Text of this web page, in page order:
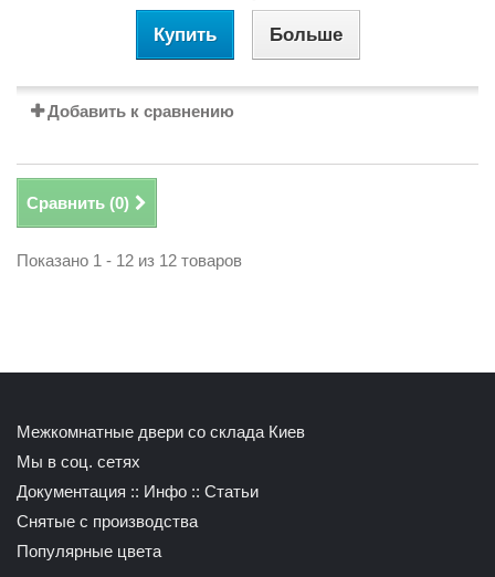
Купить Больше
Добавить к сравнению
Сравнить (0)
Показано 1 - 12 из 12 товаров
Межкомнатные двери со склада Киев
Мы в соц. сетях
Документация :: Инфо :: Статьи
Снятые с производства
Популярные цвета